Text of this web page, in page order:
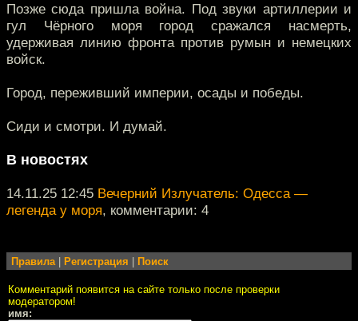
Позже сюда пришла война. Под звуки артиллерии и
гул Чёрного моря город сражался насмерть,
удерживая линию фронта против румын и немецких
войск.
Город, переживший империи, осады и победы.
Сиди и смотри. И думай.
В новостях
14.11.25 12:45 Вечерний Излучатель: Одесса —
легенда у моря, комментарии: 4
Правила| Регистрация Поиск
Комментарий появится на сайте только после проверки
модератором!
имя: